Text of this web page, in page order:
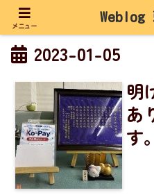
2023-01-05
明
あ
す。
メニュー
Weblog